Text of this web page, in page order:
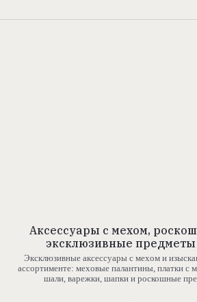
Аксессуары с мехом,
эксклюзивные предметы
Эксклюзивные аксессуары с мехом и
ассортименте: меховые палантины, платки с
шали, варежки, шапки и роскошные